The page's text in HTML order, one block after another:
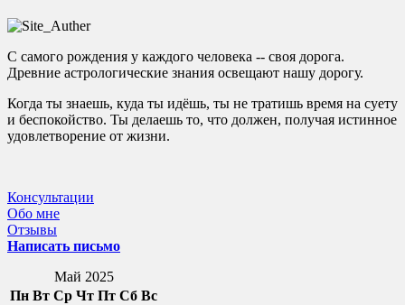
С самого рождения у каждого человека -- своя дорога.
Древние астрологические знания освещают нашу дорогу.
Когда ты знаешь, куда ты идёшь, ты не тратишь время на суету
и беспокойство. Ты делаешь то, что должен, получая истинное
удовлетворение от жизни.
Консультации
Обо мне
Отзывы
Написать письмо
Май 2025
Пн Вт Ср Чт Пт Сб Вс